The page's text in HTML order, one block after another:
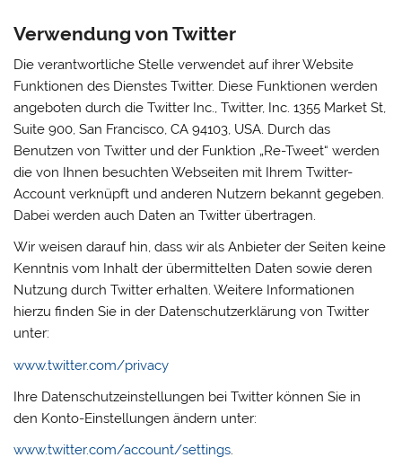
Verwendung von Twitter
Die verantwortliche Stelle verwendet auf ihrer Website
Funktionen des Dienstes Twitter. Diese Funktionen werden
angeboten durch die Twitter Inc., Twitter, Inc. 1355 Market St,
Suite 900, San Francisco, CA 94103, USA. Durch das
Benutzen von Twitter und der Funktion „Re-Tweet“ werden
die von Ihnen besuchten Webseiten mit Ihrem Twitter-
Account verknüpft und anderen Nutzern bekannt gegeben.
Dabei werden auch Daten an Twitter übertragen.
Wir weisen darauf hin, dass wir als Anbieter der Seiten keine
Kenntnis vom Inhalt der übermittelten Daten sowie deren
Nutzung durch Twitter erhalten. Weitere Informationen
hierzu finden Sie in der Datenschutzerklärung von Twitter
unter:
www.twitter.com/privacy
Ihre Datenschutzeinstellungen bei Twitter können Sie in
den Konto-Einstellungen ändern unter:
www.twitter.com/account/settings.